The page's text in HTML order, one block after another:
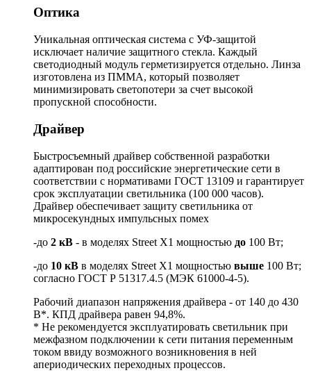
Оптика
Уникальная оптическая система с УФ-защитой
исключает наличие защитного стекла. Каждый
светодиодный модуль герметизируется отдельно. Линза
изготовлена из ПММА, который позволяет
минимизировать светопотери за счет высокой
пропускной способности.
Драйвер
Быстросъемный драйвер собственной разработки
адаптирован под российские энергетические сети в
соответствии с нормативами ГОСТ 13109 и гарантирует
срок эксплуатации светильника (100 000 часов).
Драйвер обеспечивает защиту светильника от
микросекундных импульсных помех
-до 2 кВ - в моделях Street X1 мощностью до 100 Вт;
-до 10 кВ в моделях Street X1 мощностью выше 100 Вт;
согласно ГОСТ Р 51317.4.5 (МЭК 61000-4-5).
Рабочий диапазон напряжения драйвера - от 140 до 430
В*. КПД драйвера равен 94,8%.
* Не рекомендуется эксплуатировать светильник при
межфазном подключении к сети питания переменным
током ввиду возможного возникновения в ней
апериодических переходных процессов.